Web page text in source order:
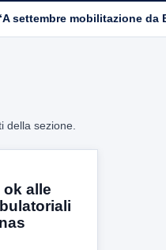
settembre mobilitazione da
della sezione.
ok alle